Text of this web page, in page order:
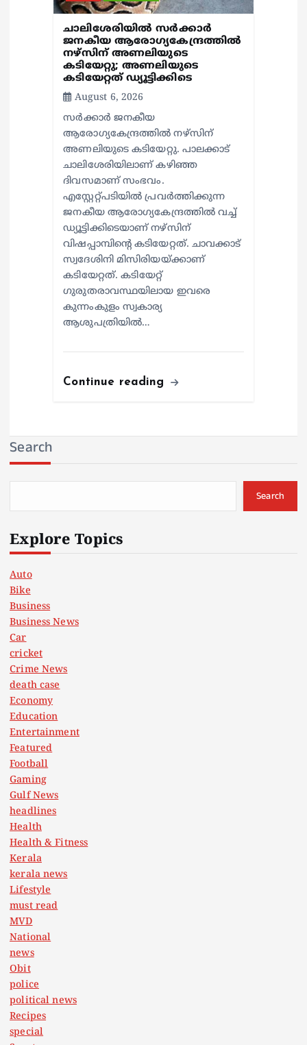
ചാലിശേരിയില്‍ സര്‍ക്കാര്‍
ജനകീയ ആരോഗ്യകേന്ദ്രത്തില്‍
നഴ്സിന് അണലിയുടെ
കടിയേറ്റു; അണലിയുടെ
കടിയേറ്റത് ഡ്യൂട്ടിക്കിടെ
August 6, 2026
സര്‍ക്കാര്‍ ജനകീയ
ആരോഗ്യകേന്ദ്രത്തില്‍ നഴ്സിന്
അണലിയുടെ കടിയേറ്റു. പാലക്കാട്
ചാലിശേരിയിലാണ് കഴിഞ്ഞ
ദിവസമാണ് സംഭവം.
എസ്റ്റേറ്റ്പടിയില്‍ പ്രവര്‍ത്തിക്കുന്ന
ജനകീയ ആരോഗ്യകേന്ദ്രത്തില്‍ വച്ച്
ഡ്യൂട്ടിക്കിടെയാണ് നഴ്സിന്
വിഷപ്പാമ്പിന്റെ കടിയേറ്റത്. ചാവക്കാട്
സ്വദേശിനി മിസിരിയയ്ക്കാണ്
കടിയേറ്റത്. കടിയേറ്റ്
ഗുരുതരാവസ്ഥയിലായ ഇവരെ
കുന്നംകുളം സ്വകാര്യ
ആശുപത്രിയില്‍…
Continue reading
Search
Search
Explore Topics
Auto
Bike
Business
Business News
Car
cricket
Crime News
death case
Economy
Education
Entertainment
Featured
Football
Gaming
Gulf News
headlines
Health
Health & Fitness
Kerala
kerala news
Lifestyle
must read
MVD
National
news
Obit
police
political news
Recipes
special